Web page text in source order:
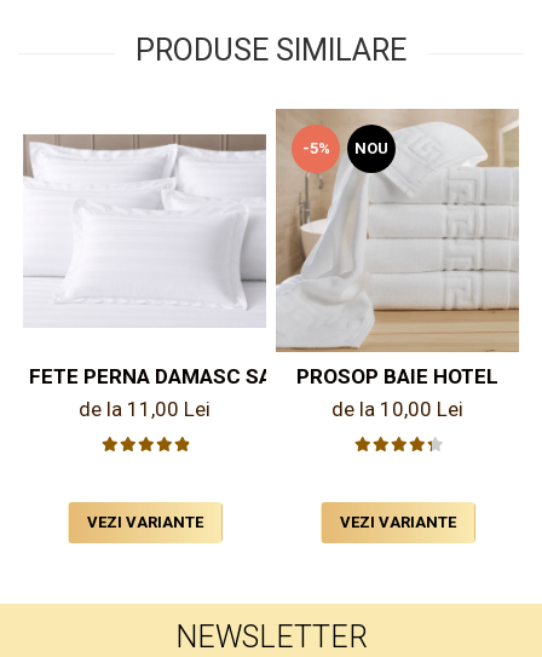
PRODUSE SIMILARE
FETE PERNA DAMASC SATINAT PENTRU HOTEL
de la 11,00 Lei
VEZI VARIANTE
-5% NOU
PROSOP BAIE HOTEL
de la 10,00 Lei
VEZI VARIANTE
NEWSLETTER